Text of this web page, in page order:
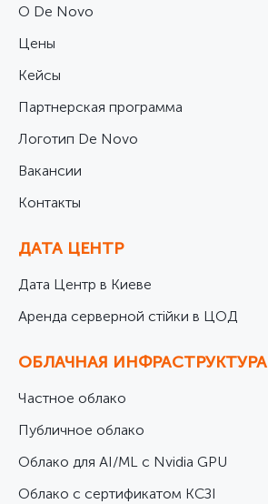
О De Novo
Цены
Кейсы
Партнерская программа
Логотип De Novo
Вакансии
Контакты
ДАТА ЦЕНТР
Дата Центр в Киеве
Аренда серверной стійки в ЦОД
ОБЛАЧНАЯ ИНФРАСТРУКТУРА
Частное облако
Публичное облако
Облако для AI/ML с Nvidia GPU
Облако с сертификатом КСЗІ